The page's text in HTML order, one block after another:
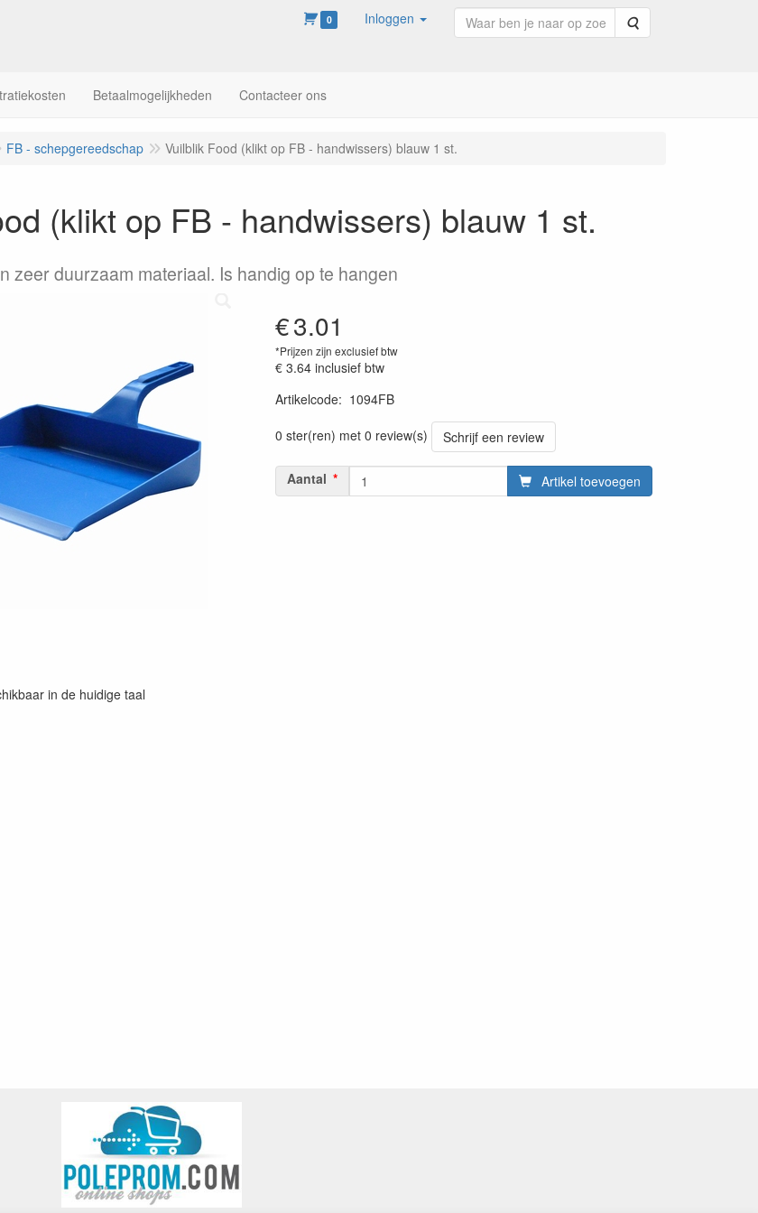
0 Inloggen Zoeken
Betaalmogelijkheden Contacteer ons
FB - schepgereedschap Vuilblik Food (klikt op FB - handwissers) blauw 1 st.
(klikt op FB - handwissers) blauw 1 st.
zeer duurzaam materiaal. Is handig op te hangen
€3.01
*Prijzen zijn exclusief btw
€ 3.64 inclusief btw
Artikelcode: 1094FB
0 ster(ren) met 0 review(s)
Schrijf een review
Aantal Artikel toevoegen
in de huidige taal